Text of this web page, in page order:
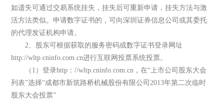
如遗失可通过交易系统挂失，挂失后可重新申请，挂失方法与激
活方法类似。申请数字证书的，可向深圳证券信息公司或其委托
的代理发证机构申请。
2、股东可根据获取的服务密码或数字证书登录网址
http://wltp.cninfo.com.cn进行互联网投票系统投票。
（1）登录http：//wltp.cninfo.com.cn，在“上市公司股东大会
列表”选择“成都市新筑路桥机械股份有限公司2013年第二次临时
股东大会投票”